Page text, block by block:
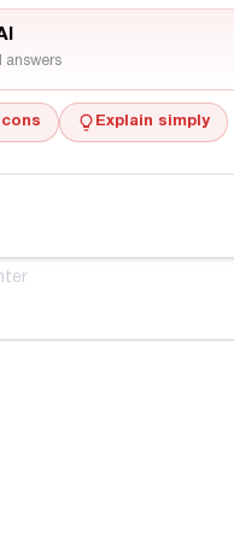
answers
Explain simply